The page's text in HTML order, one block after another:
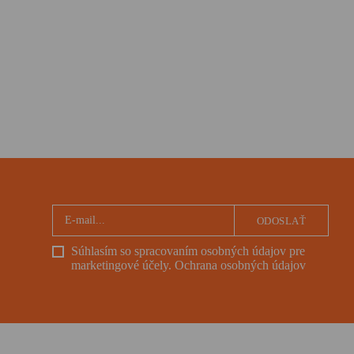
Súhlasím so spracovaním osobných údajov pre
marketingové účely. Ochrana osobných údajov
ODOSLAŤ